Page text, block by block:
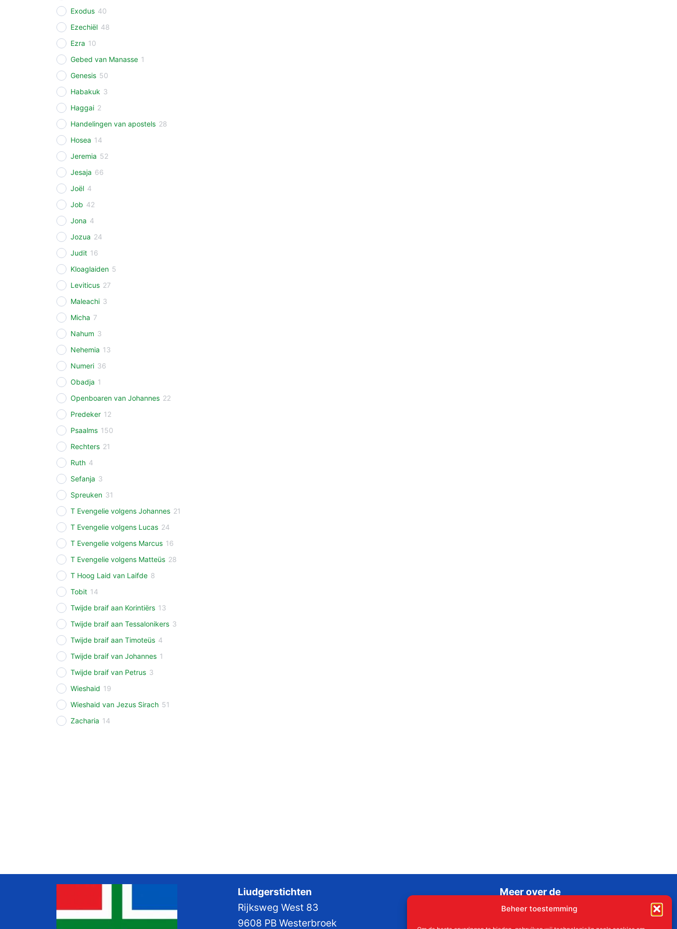
Beheer toestemming
Exodus 40
Ezechiël 48
Ezra 10
Gebed van Manasse 1
Genesis 50
Habakuk 3
Haggai 2
Handelingen van apostels 28
Hosea 14
Jeremia 52
Jesaja 66
Joël 4
Job 42
Jona 4
Jozua 24
Judit 16
Kloaglaiden 5
Leviticus 27
Maleachi 3
Micha 7
Nahum 3
Nehemia 13
Numeri 36
Obadja 1
Openboaren van Johannes 22
Predeker 12
Psaalms 150
Rechters 21
Ruth 4
Sefanja 3
Spreuken 31
T Evengelie volgens Johannes 21
T Evengelie volgens Lucas 24
T Evengelie volgens Marcus 16
T Evengelie volgens Matteüs 28
T Hoog Laid van Laifde 8
Tobit 14
Twijde braif aan Korintiërs 13
Twijde braif aan Tessalonikers 3
Twijde braif aan Timoteüs 4
Twijde braif van Johannes 1
Twijde braif van Petrus 3
Wieshaid 19
Wieshaid van Jezus Sirach 51
Zacharia 14
Liudgerstichten
Rijksweg West 83
9608 PB Westerbroek
Meer over de
Liudgerstichten